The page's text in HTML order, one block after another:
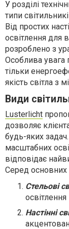
У розділі
типи
Від простих
освітлення для
розроблено з
Особлива увага
тільки
якість світла з
Види
Lusterlicht
дозволяє
будь-яких
масштабних
відповідає
Серед основних
Стельові
Настінні